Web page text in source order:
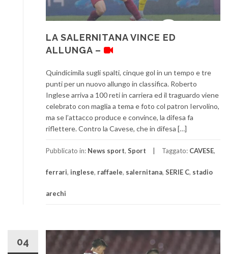
LA SALERNITANA VINCE ED
ALLUNGA –
Quindicimila sugli spalti, cinque gol in un tempo e tre
punti per un nuovo allungo in classifica. Roberto
Inglese arriva a 100 reti in carriera ed il traguardo viene
celebrato con maglia a tema e foto col patron Iervolino,
ma se l’attacco produce e convince, la difesa fa
riflettere. Contro la Cavese, che in difesa […]
Pubblicato in: News sport, Sport Taggato: CAVESE,
ferrari, inglese, raffaele, salernitana, SERIE C, stadio
arechi
04